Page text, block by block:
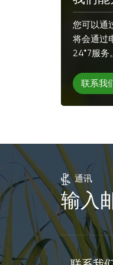
您可以通
将会通过
24*7服务
联系我
通讯
输入